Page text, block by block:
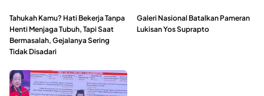
Tahukah Kamu? Hati Bekerja Tanpa
Henti Menjaga Tubuh, Tapi Saat
Bermasalah, Gejalanya Sering
Tidak Disadari
Galeri Nasional Batalkan Pameran
Lukisan Yos Suprapto